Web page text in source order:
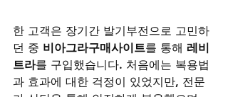
한 고객은 장기간 발기부전으로 고민하
던 중 비아그라구매사이트를 통해 레비
트라를 구입했습니다. 처음에는 복용법
과 효과에 대한 걱정이 있었지만, 전문